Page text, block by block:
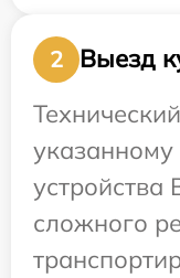
2
Выезд
указанному
устройства
сложного